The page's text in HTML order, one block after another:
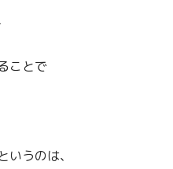
ことで
うのは、